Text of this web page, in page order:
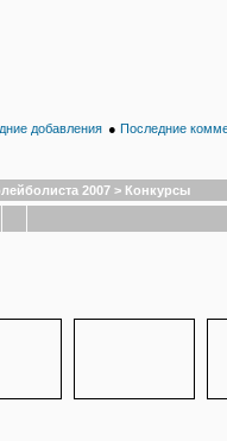
добавления ● Последние
2007 > Конкурсы